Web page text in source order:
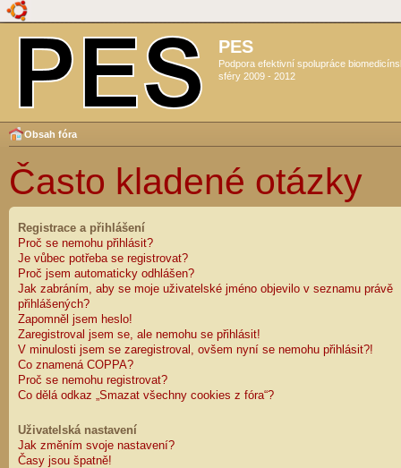
PES
Podpora efektivní spolupráce
sféry 2009 - 2012
Obsah fóra
Často kladené otázky
Registrace a přihlášení
Proč se nemohu přihlásit?
Je vůbec potřeba se registrovat?
Proč jsem automaticky odhlášen?
Jak zabráním, aby se moje uživatelské jméno objevilo v seznamu právě
přihlášených?
Zapomněl jsem heslo!
Zaregistroval jsem se, ale nemohu se přihlásit!
V minulosti jsem se zaregistroval, ovšem nyní se nemohu přihlásit?!
Co znamená COPPA?
Proč se nemohu registrovat?
Co dělá odkaz „Smazat všechny cookies z fóra“?
Uživatelská nastavení
Jak změním svoje nastavení?
Časy jsou špatně!